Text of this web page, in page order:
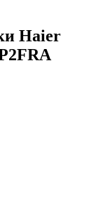
Haier